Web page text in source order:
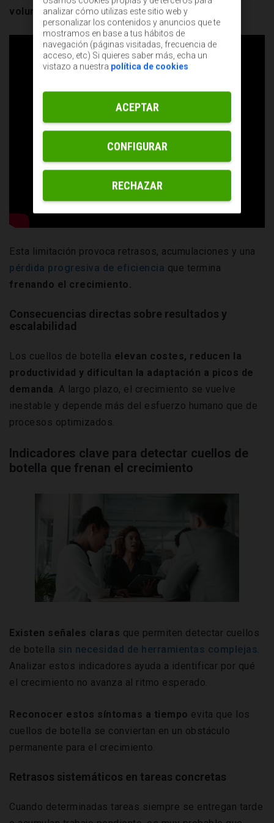
volumen de trabajo que recibe.
Esta limitación provoca retrasos, acumulaciones y una
pérdida progresiva de eficiencia que termina
frenando el crecimiento.
Consecuencias directas sobre resultados y
escalabilidad
Los cuellos de botella elevan costes, reducen la
productividad y dificultan la adaptación a picos de
demanda. A largo plazo, el crecimiento se vuelve
inestable y depende más del esfuerzo humano que de
procesos optimizados.
Indicadores clave para detectar cuellos de
botella que frenan el crecimiento
Existen señales claras que permiten detectar cuellos
de botella sin necesidad de herramientas complejas
Analizar estos indicadores ayuda a identificar por qué
el crecimiento no avanza al ritmo esperado.
Reconocer estos síntomas a tiempo evita que los
cuellos de botella se conviertan en un obstáculo
permanente para el crecimiento.
Retrasos sistemáticos en tareas concretas
Cuando determinadas tareas siempre se entregan tarde
analizar cómo utilizas este sitio web y
personalizar los contenidos y anuncios que te
mostramos en base a tus hábitos de
navegación (páginas visitadas, frecuencia de
acceso, etc) Si quieres saber más, echa un
vistazo a nuestra política de cookies
RECHAZAR
ACEPTAR
CONFIGURAR